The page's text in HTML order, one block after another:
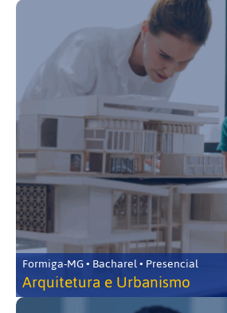
Formiga-MG • Bacharel • Presencial
Arquitetura e Urbanismo